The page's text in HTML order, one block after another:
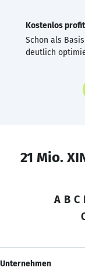
Kostenlos
Schon als
deutlich
21 Mio.
A B C
Unternehmen